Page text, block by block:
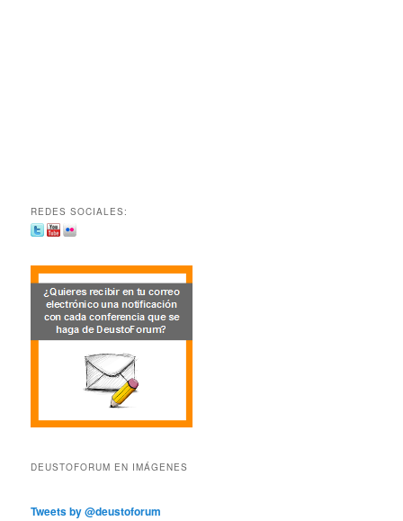
REDES SOCIALES:
DEUSTOFORUM EN IMÁGENES
Tweets by @deustoforum